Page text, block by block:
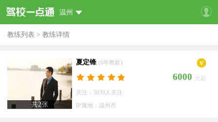
温州
教练列表 > 教练详情
共2张
夏定锋 (6年教龄)
6000 元起
关注：5039人关注
IP属地：温州市